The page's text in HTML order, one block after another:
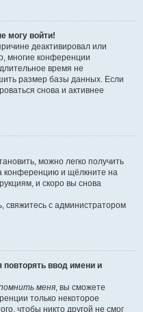
могу войти!
деактивировал или
многие конференции
время не
размер базы данных. Если
снова и активнее
можно легко получить
конференцию и щёлкните на
и скоро вы снова
свяжитесь с администратором
ввод имени и
меня, вы сможете
только некоторое
чтобы никто другой не смог